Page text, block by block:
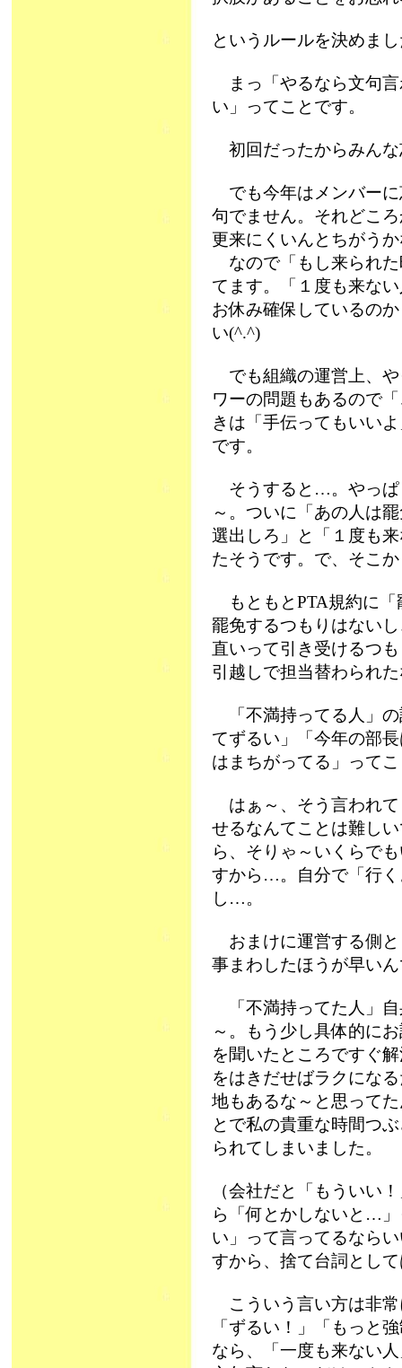
というルールを決めま
まっ「やるなら文句言
い」ってことです。
初回だったからみんな
でも今年はメンバーに
句でません。それどこ
更来にくいんとちがう
なので「もし来られた
てます。「１度も来な
お休み確保しているの
い(^.^)
でも組織の運営上、や
ワーの問題もあるので
きは「手伝ってもいい
です。
そうすると…。やっぱ
～。ついに「あの人は
選出しろ」と「１度も
たそうです。で、そこ
もともとPTA規約に「
罷免するつもりはない
直いって引き受けるつ
引越しで担当替わられ
「不満持ってる人」の
てずるい」「今年の部
はまちがってる」って
はぁ～、そう言われて
せるなんてことは難し
ら、そりゃ～いくらで
すから…。自分で「行く
し…。
おまけに運営する側と
事まわしたほうが早い
「不満持ってた人」自
～。もう少し具体的に
を聞いたところですぐ
をはきだせばラクにな
地もあるな～と思って
とで私の貴重な時間つ
られてしまいました。
（会社だと「もういい
ら「何とかしないと…
い」って言ってるなら
すから、捨て台詞とし
こういう言い方は非常
「ずるい！」「もっと
なら、「一度も来ない